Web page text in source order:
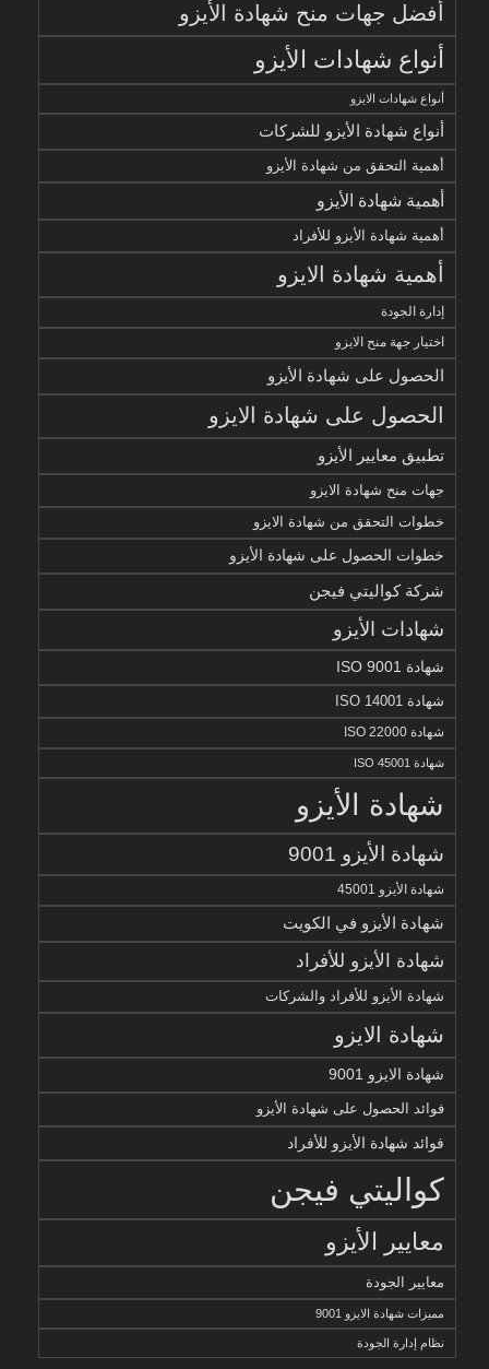
أفضل جهات منح شهادة الأيزو
أنواع شهادات الأيزو
أنواع شهادات الايزو
أنواع شهادة الأيزو للشركات
أهمية التحقق من شهادة الأيزو
أهمية شهادة الأيزو
أهمية شهادة الأيزو للأفراد
أهمية شهادة الايزو
إدارة الجودة
اختيار جهة منح الايزو
الحصول على شهادة الأيزو
الحصول على شهادة الايزو
تطبيق معايير الأيزو
جهات منح شهادة الايزو
خطوات التحقق من شهادة الايزو
خطوات الحصول على شهادة الأيزو
شركة كواليتي فيجن
شهادات الأيزو
شهادة ISO 9001
شهادة ISO 14001
شهادة ISO 22000
شهادة ISO 45001
شهادة الأيزو
شهادة الأيزو 9001
شهادة الأيزو 45001
شهادة الأيزو في الكويت
شهادة الأيزو للأفراد
شهادة الأيزو للأفراد والشركات
شهادة الايزو
شهادة الايزو 9001
فوائد الحصول على شهادة الأيزو
فوائد شهادة الأيزو للأفراد
كواليتي فيجن
معايير الأيزو
معايير الجودة
مميزات شهادة الايزو 9001
نظام إدارة الجودة